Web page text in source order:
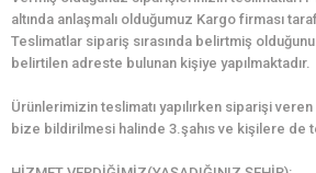
altında anlaşmalı olduğumuz Kargo firması
Teslimatlar sipariş sırasında belirtmiş
belirtilen adreste bulunan kişiye yapılmaktadır.
Ürünlerimizin teslimatı yapılırken siparişi
bize bildirilmesi halinde 3.şahıs ve kişilere de